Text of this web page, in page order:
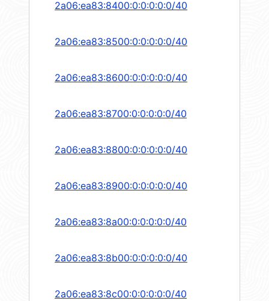
2a06:ea83:8400:0:0:0:0:0/40
2a06:ea83:8500:0:0:0:0:0/40
2a06:ea83:8600:0:0:0:0:0/40
2a06:ea83:8700:0:0:0:0:0/40
2a06:ea83:8800:0:0:0:0:0/40
2a06:ea83:8900:0:0:0:0:0/40
2a06:ea83:8a00:0:0:0:0:0/40
2a06:ea83:8b00:0:0:0:0:0/40
2a06:ea83:8c00:0:0:0:0:0/40